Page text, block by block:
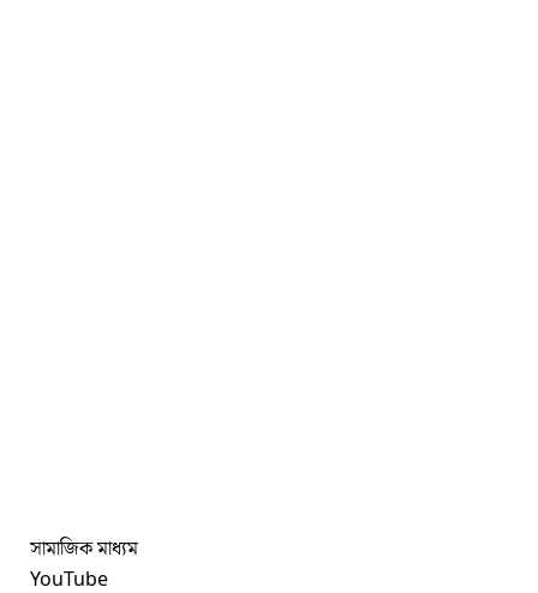
সামাজিক মাধ্যম
YouTube